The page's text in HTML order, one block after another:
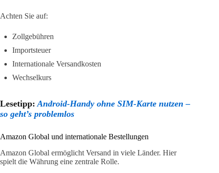
Achten Sie auf:
Zollgebühren
Importsteuer
Internationale Versandkosten
Wechselkurs
Lesetipp: Android-Handy ohne SIM-Karte nutzen –
so geht’s problemlos
Amazon Global und internationale Bestellungen
Amazon Global ermöglicht Versand in viele Länder. Hier
spielt die Währung eine zentrale Rolle.